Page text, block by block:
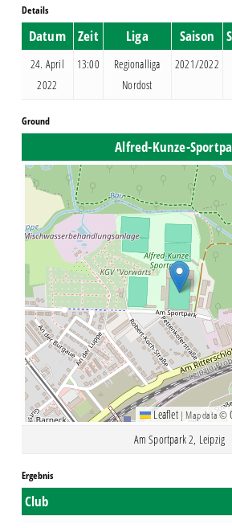
Details
Datum Zeit Liga Saison
24. April
2022
13:00
Regionalliga
Nordost
2021/2022
Ground
Alfred-Kunze-
Leaflet | Map data ©
Am Sportpark 2, Leipzig
Ergebnis
Club